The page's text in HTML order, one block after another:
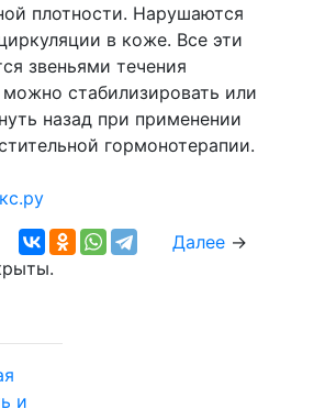
плотности. Нарушаются
в коже. Все эти
звеньями течения
стабилизировать или
назад при применении
гормонотерапии.
Далее→
и